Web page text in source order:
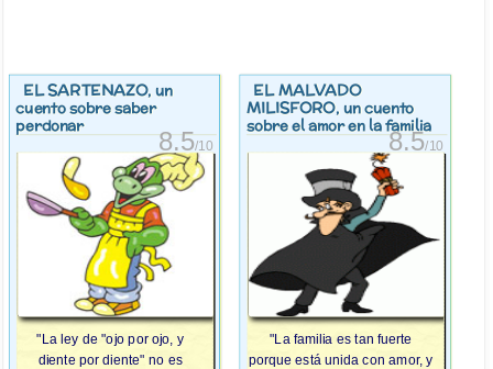
EL SARTENAZO, un
cuento sobre saber
perdonar
8.5/10
"La ley de "ojo por ojo, y
diente por diente" no es
EL MALVADO
MILISFORO, un cuento
sobre el amor en la familia
8.5/10
"La familia es tan fuerte
porque está unida con amor, y